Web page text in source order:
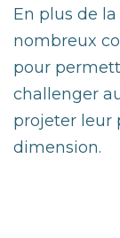
En plus de
nombreux
pour
challenger
projeter leur
dimension.